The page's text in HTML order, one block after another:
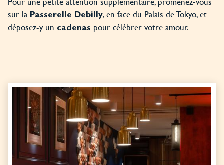
sur la Passerelle Debilly, en face du Palais de Tokyo, et
déposez-y un cadenas pour célébrer votre amour.